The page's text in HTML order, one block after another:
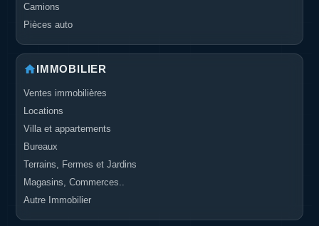
Camions
Pièces auto
IMMOBILIER
Ventes immobilières
Locations
Villa et appartements
Bureaux
Terrains, Fermes et Jardins
Magasins, Commerces..
Autre Immobilier